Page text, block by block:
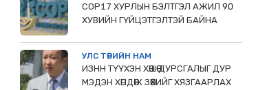
COP17 ХУРЛЫН БЭЛТГЭЛ АЖИЛ 90
ХУВИЙН ГҮЙЦЭТГЭЛТЭЙ БАЙНА
УЛС ТӨРИЙН НАМ
ИЗНН ТҮҮХЭН ХӨШӨӨ ДУРСГАЛЫГ ДУР
МЭДЭН ХӨНДӨЖ ЗӨӨХИЙГ ХЯЗГААРЛАХ